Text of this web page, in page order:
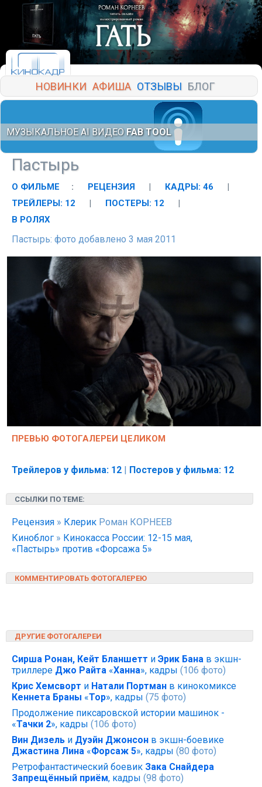
НОВИНКИ АФИША ОТЗЫВЫ БЛОГ
МУЗЫКАЛЬНОЕ AI ВИДЕО FAB TOOL
Пастырь
О ФИЛЬМЕ : РЕЦЕНЗИЯ | КАДРЫ: 46
|
ТРЕЙЛЕРЫ: 12
| ПОСТЕРЫ: 12
|
В РОЛЯХ
Пастырь: фото добавлено 3 мая 2011
ПРЕВЬЮ ФОТОГАЛЕРЕИ ЦЕЛИКОМ
Трейлеров у фильма: 12 | Постеров у фильма: 12
ССЫЛКИ ПО ТЕМЕ:
Рецензия » Клерик Роман КОРНЕЕВ
Киноблог » Кинокасса России: 12-15 мая,
«Пастырь» против «Форсажа 5»
КОММЕНТИРОВАТЬ ФОТОГАЛЕРЕЮ
ДРУГИЕ ФОТОГАЛЕРЕИ
Сирша Ронан, Кейт Бланшетт и Эрик Бана в экшн-
триллере Джо Райта «Ханна», кадры (106 фото)
Крис Хемсворт и Натали Портман в кинокомиксе
Кеннета Браны «Тор», кадры (75 фото)
Продолжение пиксаровской истории машинок -
«Тачки 2», кадры (106 фото)
Вин Дизель и Дуэйн Джонсон в экшн-боевике
Джастина Лина «Форсаж 5», кадры (80 фото)
Ретрофантастический боевик Зака Снайдера
Запрещённый приём, кадры (98 фото)